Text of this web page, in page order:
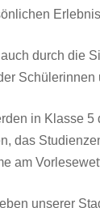
durch die
Schülerinnen
in Klasse 5
das
am
unserer